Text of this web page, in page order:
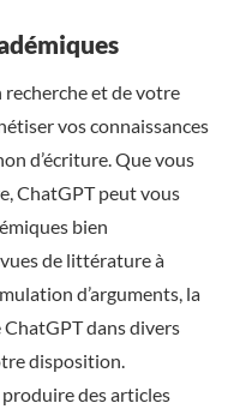
recherche et de votre
vos connaissances
d’écriture. Que vous
ChatGPT peut vous
bien
de littérature à
d’arguments, la
dans divers
disposition.
des articles